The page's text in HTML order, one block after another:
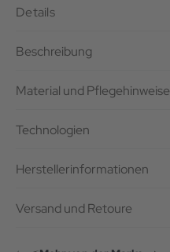
Details
Beschreibung
Material und Pflegehinweise
Technologien
Herstellerinformationen
Versand und Retoure